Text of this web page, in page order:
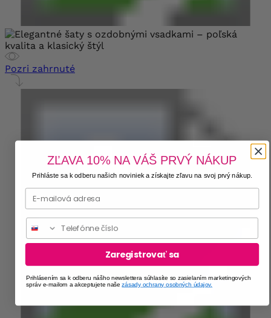
Pozri zahrnuté
ZĽAVA 10% NA VÁŠ PRVÝ NÁKUP
Prihláste sa k odberu našich noviniek a získajte zľavu na svoj prvý nákup.
Zaregistrovať sa
Prihlásením sa k odberu nášho newslettera súhlasíte so zasielaním marketingových
správ e-mailom a akceptujete našezásady ochrany osobných údajov.